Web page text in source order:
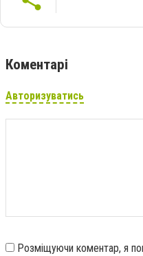
Коментарі
Авторизуватись
Розміщуючи коментар, я